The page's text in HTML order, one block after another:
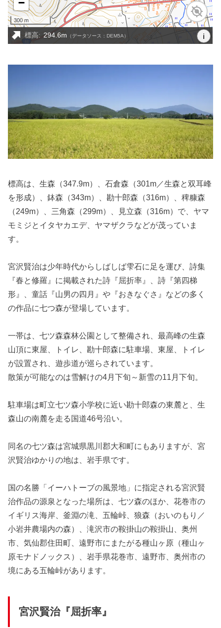
標高は、生森（347.9m）、石倉森（301m／生森と双耳峰
を形成）、鉢森（343m）、勘十郎森（316m）、稗糠森
（249m）、三角森（299m）、見立森（316m）で、ヤマ
モミジとイタヤカエデ、ヤマザクラなどが茂っていま
す。
宮沢賢治は少年時代からしばしば雫石に足を運び、詩集
『春と修羅』に掲載された詩『屈折率』、詩『第四梯
形』、童話『山男の四月』や『おきなぐさ』などの多く
の作品に七つ森が登場しています。
一帯は、七ツ森森林公園として整備され、最高峰の生森
山頂に東屋、トイレ、勘十郎森に駐車場、東屋、トイレ
が設置され、遊歩道が巡らされています。
散策が可能なのは雪解けの4月下旬～新雪の11月下旬。
駐車場は町立七ツ森小学校に近い勘十郎森の東麓と、生
森山の南麓を走る国道46号沿い。
同名の七ツ森は宮城県黒川郡大和町にもありますが、宮
沢賢治ゆかりの地は、岩手県です。
国の名勝「イーハトーブの風景地」に指定される宮沢賢
治作品の源泉となった場所は、七ツ森のほか、花巻市の
イギリス海岸、釜淵の滝、五輪峠、狼森（おいのもり／
小岩井農場内の森）、滝沢市の鞍掛山の鞍掛山、奥州
市、気仙郡住田町、遠野市にまたがる種山ヶ原（種山ヶ
原モナドノックス）、岩手県花巻市、遠野市、奥州市の
境にある五輪峠があります。
宮沢賢治『屈折率』